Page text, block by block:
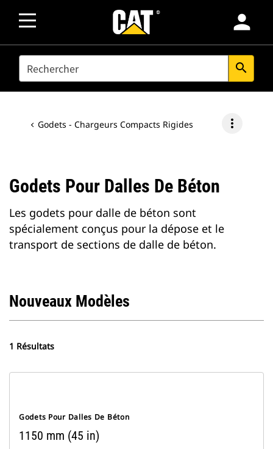
person
SEARCH search
Godets - Chargeurs Compacts Rigides more_vert
Godets Pour Dalles De Béton
Les godets pour dalle de béton sont
spécialement conçus pour la dépose et le
transport de sections de dalle de béton.
Nouveaux Modèles
1 Résultats
Godets Pour Dalles De Béton
1150 mm (45 in)